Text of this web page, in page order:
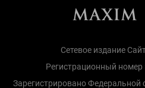
Сетевое издание
Регистрационный
Зарегистрировано Федеральной